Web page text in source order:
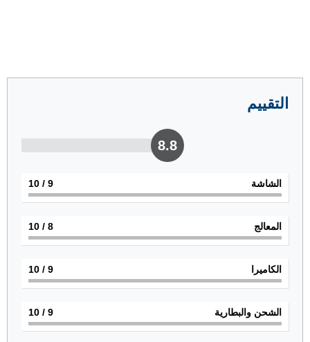
التقييم
8.8
الشاشة 9
/ 10
المعالج 8
/ 10
الكاميرا 9
/ 10
الشحن والبطارية 9
/ 10